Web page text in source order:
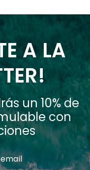
A LA
un 10% de
con